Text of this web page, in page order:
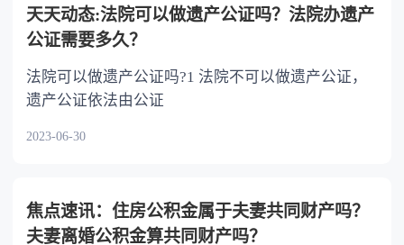
天天动态:法院可以做遗产公证吗？法院办遗产
公证需要多久？
法院可以做遗产公证吗?1 法院不可以做遗产公证，
遗产公证依法由公证
2023-06-30
焦点速讯：住房公积金属于夫妻共同财产吗？
夫妻离婚公积金算共同财产吗？